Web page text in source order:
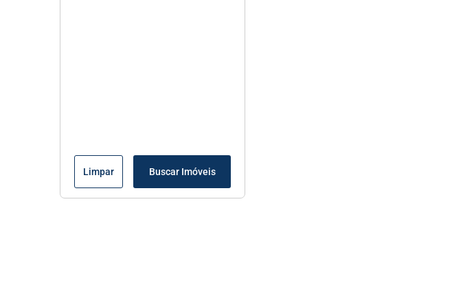
Limpar Buscar Imóveis